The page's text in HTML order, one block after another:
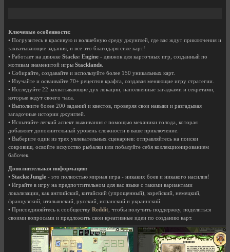
Ключевые особенности:
• Погрузитесь в красивую и волшебную среду джунглей, где вас ждут приключения и
захватывающие задания, и все это благодаря силе карт!
• Работает на движке Stacks: Engine - движок для карточных игр, созданный по
мотивам знаменитой игры Stacklands
• Собирайте, создавайте и используйте более 150 уникальных карт.
• Изучайте и осваивайте 70+ рецептов крафта, создавая меняющие игру стратегии.
• Исследуйте 22 захватывающие дух локации, наполненные загадками и секретами,
которые ждут своего часа.
• Выполните более 200 заданий и квестов, проверяя свои навыки и разгадывая
загадочные истории джунглей.
• Испытайте легкий аспект выживания с помощью механики голода, которая
добавляет дополнительный уровень сложности в ваше приключение.
• Выберите один из трех увлекательных сценариев: отправляйтесь на поиски
сокровищ, освойте искусство рыбалки или побалуйте себя коллекционированием
бабочек.
Дополнительная информация:
• Stacks:Jungle - это полностью мирная игра - никаких боев и никакого насилия!
• Играйте в игру на предпочтительном для вас языке с такими вариантами
локализации, как английский, китайский (упрощенный), корейский, немецкий,
французский, итальянский, русский, испанский и украинский.
• Присоединяйтесь к сообществу Reddit , чтобы получить поддержку, поделиться
своими вопросами и предложить свои креативные идеи по созданию карт.